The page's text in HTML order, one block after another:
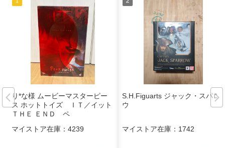
り*な様 ムービーマスターピー
ス ホットトイズ ＩＴ／イット
ＴＨＥ ＥＮＤ ペ
マイストア在庫： 4239
S.H.Figuarts ジャック・スパロ
ウ
マイストア在庫： 1742